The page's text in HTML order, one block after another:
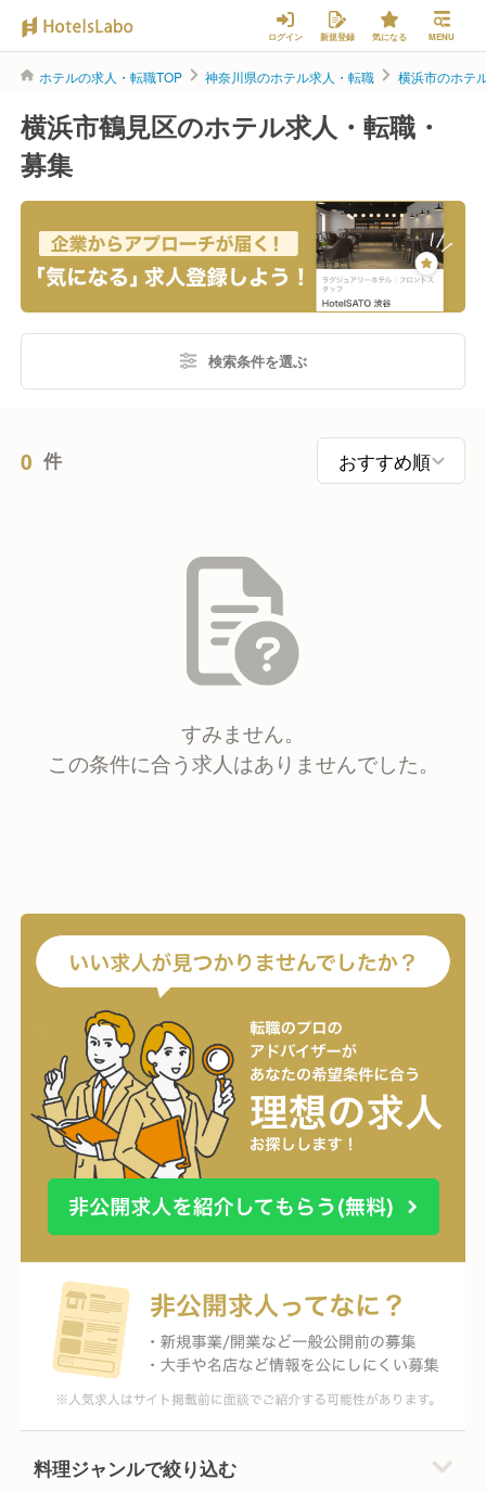
ログイン 新規登録 気になる MENU
ホテルの求人・転職TOP 神奈川県のホテル求人・転職 横浜市のホテ
横浜市鶴見区のホテル求人・転職・
募集
検索条件を選ぶ
0 件
すみません。
この条件に合う求人はありませんでした。
料理ジャンルで絞り込む